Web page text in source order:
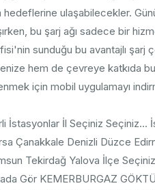
ulaşabilecekler.
bu şarj ağı sadece bir
sunduğu bu avantajlı şarj
hem de çevreye katkıda
için mobil uygulamayı
İstasyonlar İl Seçiniz
Çanakkale Denizli Düzce
Tekirdağ Yalova İlçe
Gör KEMERBURGAZ